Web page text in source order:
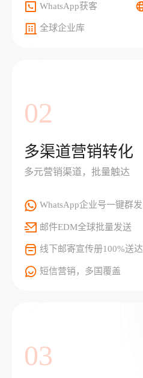
WhatsApp获客
全球企业库
02
多渠道营销转化
多元营销渠道，批量触达
WhatsApp企业号一键群发
邮件EDM全球批量发送
线下邮寄宣传册100%送达
短信营销，多国覆盖
03